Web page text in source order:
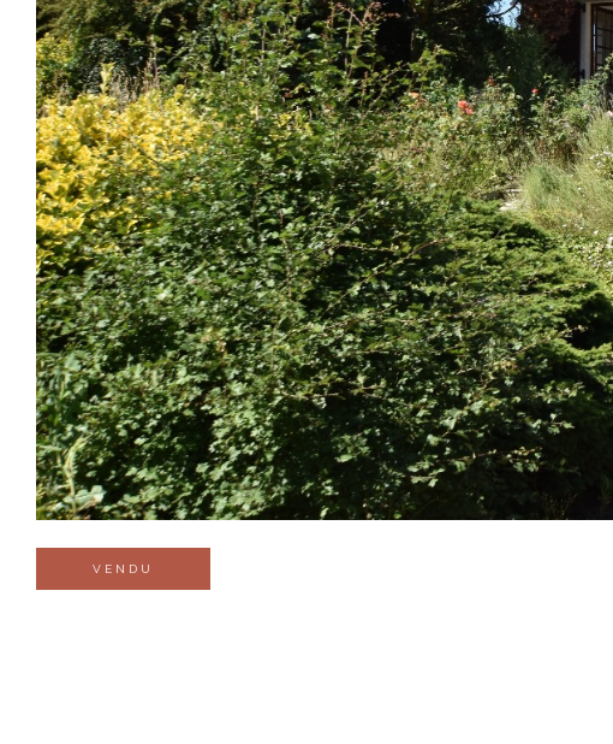
VENDU